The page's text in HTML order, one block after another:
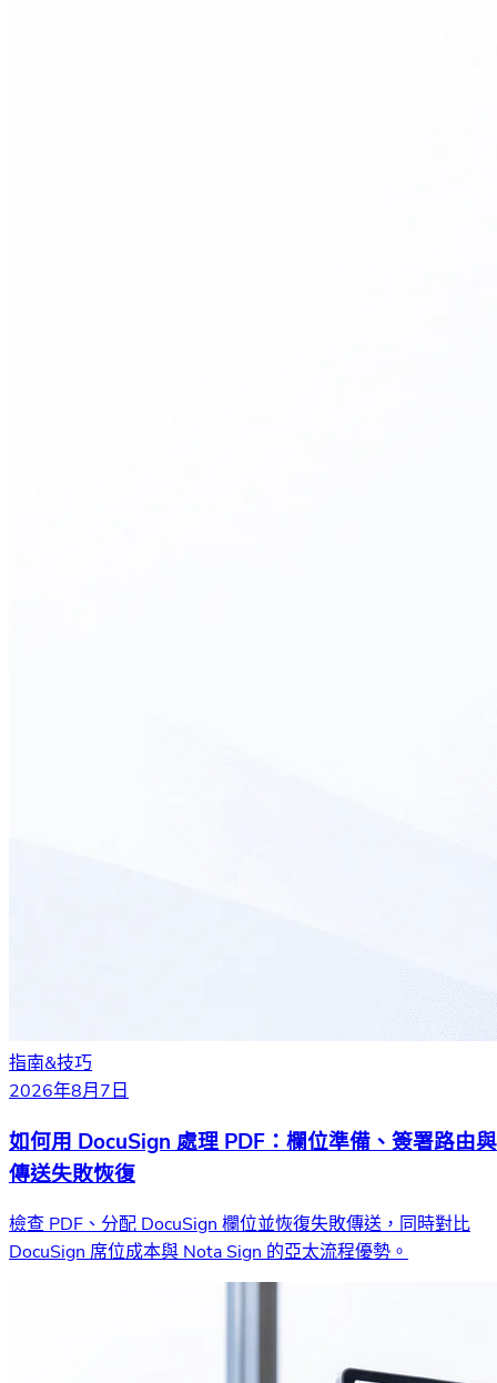
指南&技巧
2026年8月7日
如何用 DocuSign 處理 PDF：欄位準備、簽署路由與
傳送失敗恢復
檢查 PDF、分配 DocuSign 欄位並恢復失敗傳送，同時對比
DocuSign 席位成本與 Nota Sign 的亞太流程優勢。